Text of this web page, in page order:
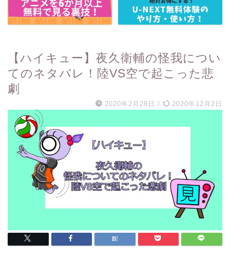
【ハイキュー】夜久衛輔の怪我につい
てのネタバレ！陸VS空で起こった悲
劇
2020年2月28日 / 2020年12月2日